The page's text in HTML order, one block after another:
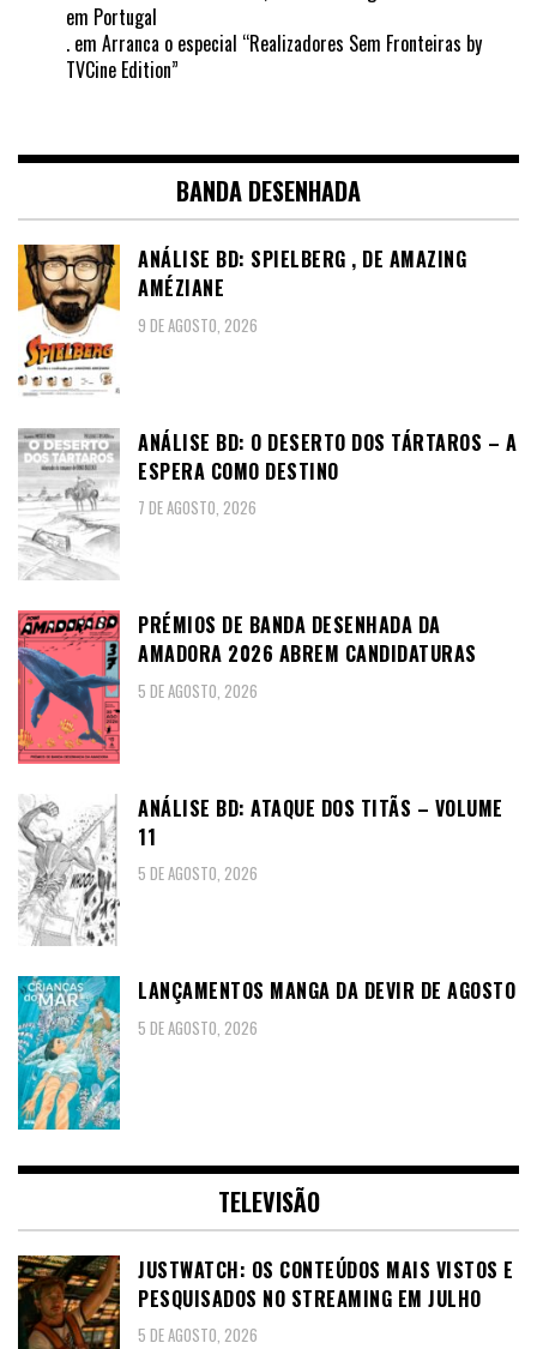
em Portugal
. em Arranca o especial “Realizadores Sem Fronteiras by
TVCine Edition”
BANDA DESENHADA
ANÁLISE BD: SPIELBERG , DE AMAZING
AMÉZIANE
9 DE AGOSTO, 2026
ANÁLISE BD: O DESERTO DOS TÁRTAROS – A
ESPERA COMO DESTINO
7 DE AGOSTO, 2026
PRÉMIOS DE BANDA DESENHADA DA
AMADORA 2026 ABREM CANDIDATURAS
5 DE AGOSTO, 2026
ANÁLISE BD: ATAQUE DOS TITÃS – VOLUME
11
5 DE AGOSTO, 2026
LANÇAMENTOS MANGA DA DEVIR DE AGOSTO
5 DE AGOSTO, 2026
TELEVISÃO
JUSTWATCH: OS CONTEÚDOS MAIS VISTOS E
PESQUISADOS NO STREAMING EM JULHO
5 DE AGOSTO, 2026